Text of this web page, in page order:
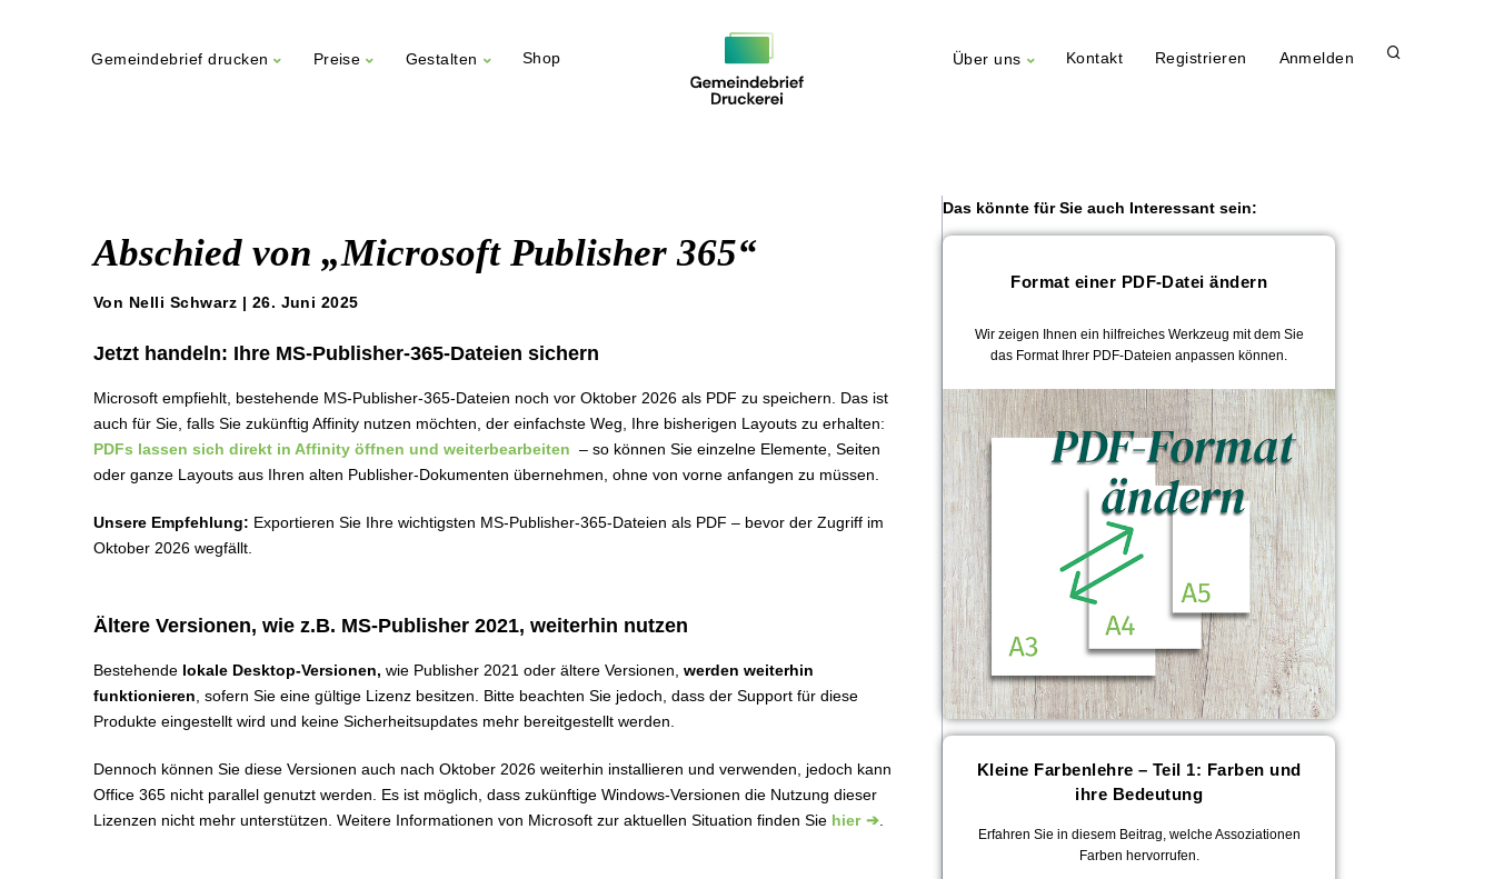
Gemeindebrief drucken Preise Gestalten Shop Über uns Kontakt Registrieren Anmelden
Abschied von „Microsoft Publisher 365“
Von Nelli Schwarz | 26. Juni 2025
Jetzt handeln: Ihre MS-Publisher-365-Dateien sichern
Microsoft empfiehlt, bestehende MS-Publisher-365-Dateien noch vor Oktober 2026 als PDF zu speichern. Das ist
auch für Sie, falls Sie zukünftig Affinity nutzen möchten, der einfachste Weg, Ihre bisherigen Layouts zu erhalten:
PDFs lassen sich direkt in Affinity öffnen und weiterbearbeiten – so können Sie einzelne Elemente, Seiten
oder ganze Layouts aus Ihren alten Publisher-Dokumenten übernehmen, ohne von vorne anfangen zu müssen.
Unsere Empfehlung: Exportieren Sie Ihre wichtigsten MS-Publisher-365-Dateien als PDF – bevor der Zugriff im
Oktober 2026 wegfällt.
Ältere Versionen, wie z.B. MS-Publisher 2021, weiterhin nutzen
Bestehende lokale Desktop-Versionen, wie Publisher 2021 oder ältere Versionen, werden weiterhin
funktionieren , sofern Sie eine gültige Lizenz besitzen. Bitte beachten Sie jedoch, dass der Support für diese
Produkte eingestellt wird und keine Sicherheitsupdates mehr bereitgestellt werden.
Dennoch können Sie diese Versionen auch nach Oktober 2026 weiterhin installieren und verwenden, jedoch kann
Office 365 nicht parallel genutzt werden. Es ist möglich, dass zukünftige Windows-Versionen die Nutzung dieser
Lizenzen nicht mehr unterstützen. Weitere Informationen von Microsoft zur aktuellen Situation finden Sie hier .
Das könnte für Sie auch Interessant sein:
Format einer PDF-Datei ändern
Wir zeigen Ihnen ein hilfreiches Werkzeug mit dem Sie
das Format Ihrer PDF-Dateien anpassen können.
Kleine Farbenlehre – Teil 1: Farben und
ihre Bedeutung
Erfahren Sie in diesem Beitrag, welche Assoziationen
Farben hervorrufen.